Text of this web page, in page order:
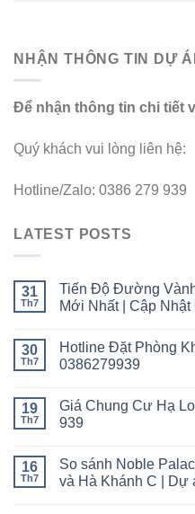
NHẬN THÔNG TIN DỰ
Để nhận thông tin chi tiết
Quý khách vui lòng liên hệ:
Hotline/Zalo: 0386 279 939
LATEST POSTS
31
Th7
Tiến Độ Đường
Mới Nhất | Cập Nhật
30
Th7
Hotline Đặt Phòng
0386279939
19
Th7
Giá Chung Cư Hạ
939
16
Th7
So sánh Noble
và Hà Khánh C | Dự